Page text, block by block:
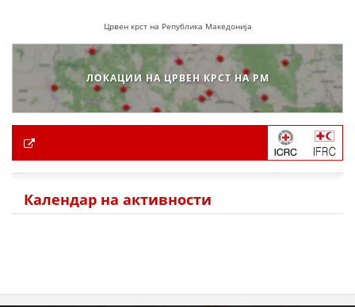
Црвен крст на Република Македонија
ЛОКАЦИИ НА ЦРВЕН КРСТ НА РМ
Календар на активности